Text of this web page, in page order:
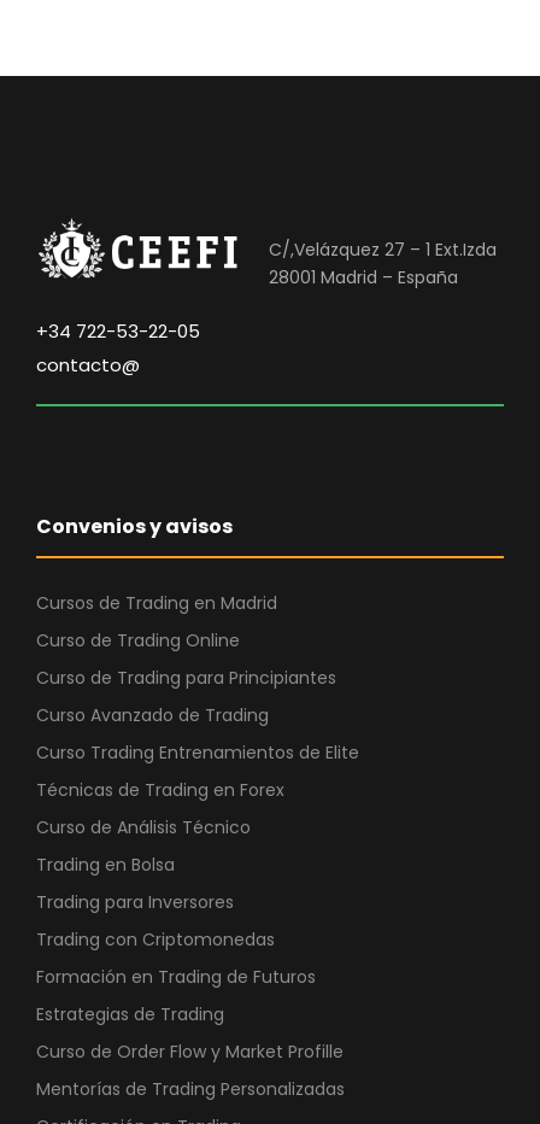
C/,Velázquez 27 – 1 Ext.Izda
28001 Madrid – España
+34 722-53-22-05
contacto@
Convenios y avisos
Cursos de Trading en Madrid
Curso de Trading Online
Curso de Trading para Principiantes
Curso Avanzado de Trading
Curso Trading Entrenamientos de Elite
Técnicas de Trading en Forex
Curso de Análisis Técnico
Trading en Bolsa
Trading para Inversores
Trading con Criptomonedas
Formación en Trading de Futuros
Estrategias de Trading
Curso de Order Flow y Market Profille
Mentorías de Trading Personalizadas